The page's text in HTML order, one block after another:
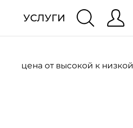
УСЛУГИ
цена от высокой к низкой